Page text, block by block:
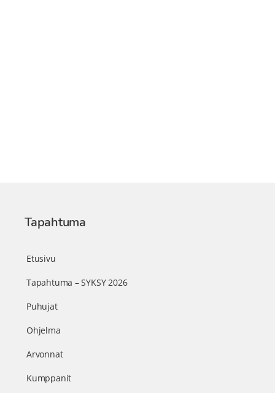
Tapahtuma
Etusivu
Tapahtuma – SYKSY 2026
Puhujat
Ohjelma
Arvonnat
Kumppanit